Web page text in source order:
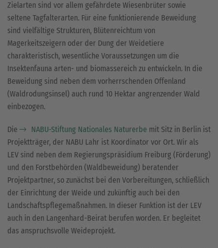
Zielarten sind vor allem gefährdete Wiesenbrüter sowie
seltene Tagfalterarten. Für eine funktionierende Beweidung
sind vielfältige Strukturen, Blütenreichtum von
Magerkeitszeigern oder der Dung der Weidetiere
charakteristisch, wesentliche Voraussetzungen um die
Insektenfauna arten- und biomassereich zu entwickeln. In die
Beweidung sind neben dem vorherrschenden Offenland
(Waldrodungsinsel) auch rund 10 Hektar angrenzender Wald
einbezogen.
Die NABU-Stiftung Nationales Naturerbe mit Sitz in Berlin ist
Projektträger, der NABU Lahr ist Koordinator vor Ort. Wir als
LEV sind neben dem Regierungspräsidium Freiburg (Förderung)
und den Forstbehörden (Waldbeweidung) beratender
Projektpartner, so zunächst bei den Vorbereitungen, schließlich
der Einrichtung der Weide und zukünftig auch bei den
Landschaftspflegemaßnahmen. In dieser Funktion ist der LEV
auch in den Langenhard-Beirat berufen worden. Er begleitet
das anspruchsvolle Weideprojekt.